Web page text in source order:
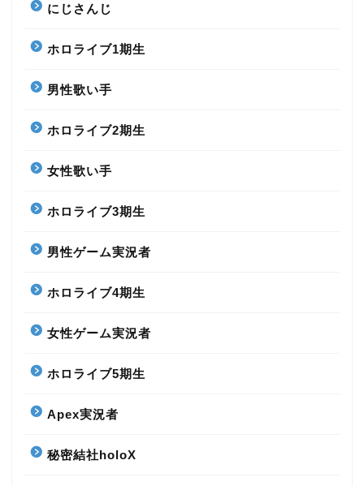
にじさんじ
ホロライブ1期生
男性歌い手
ホロライブ2期生
女性歌い手
ホロライブ3期生
男性ゲーム実況者
ホロライブ4期生
女性ゲーム実況者
ホロライブ5期生
Apex実況者
秘密結社holoX